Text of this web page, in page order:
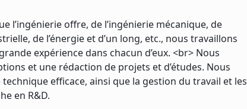
l’ingénierie offre, de l’ingénierie mécanique, de
de l’énergie et d’un long, etc., nous travaillons
expérience dans chacun d’eux. <br> Nous
et une rédaction de projets et d’études. Nous
efficace, ainsi que la gestion du travail et les
en R&D.